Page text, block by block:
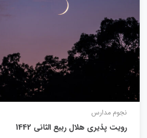
نجوم مدارس
رویت پذیری هلال ربیع الثانی 1442